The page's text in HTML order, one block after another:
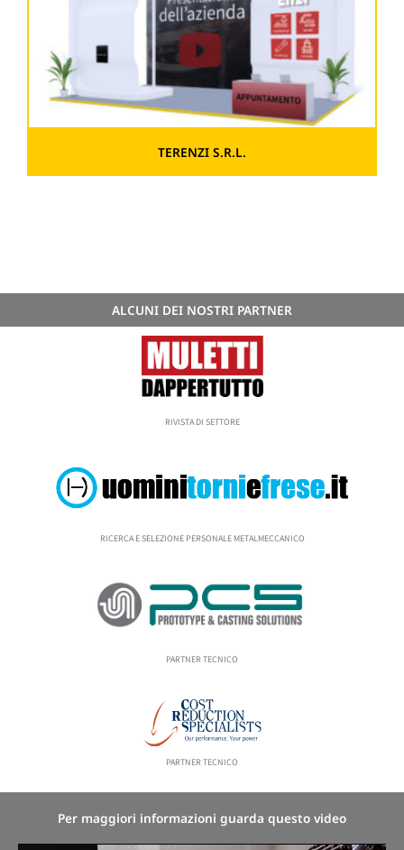
TERENZI S.R.L.
ALCUNI DEI NOSTRI PARTNER
RIVISTA DI SETTORE
RICERCA E SELEZIONE PERSONALE METALMECCANICO
PARTNER TECNICO
PARTNER TECNICO
Per maggiori informazioni guarda questo video